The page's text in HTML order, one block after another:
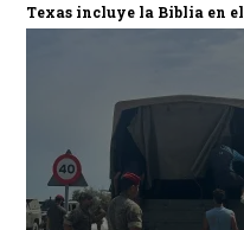
Texas incluye la Biblia en